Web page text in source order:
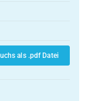
als .pdf Datei